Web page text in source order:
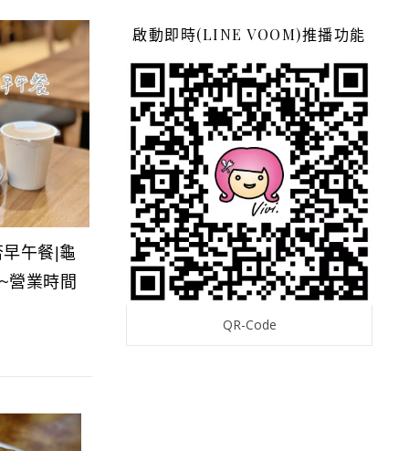
午餐|龜
營業時間
啟動即時(LINE VOOM)推播功能
QR-Code